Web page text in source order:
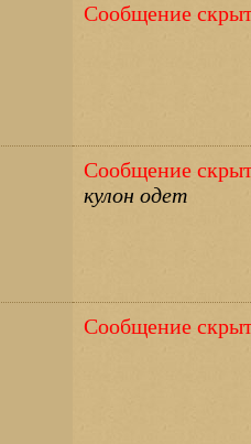
Сообщение
Сообщение
кулон одет
Сообщение